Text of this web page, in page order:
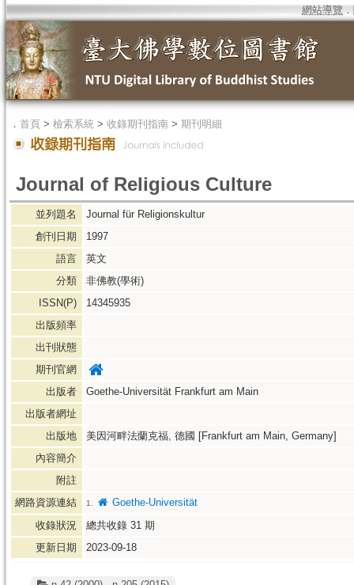
網站導覽 ．
． 首頁 > 檢索系統 > 收錄期刊指南 > 期刊明細
Journal of Religious Culture
並列題名
Journal für Religionskultur
創刊日期
1997
語言
英文
分類
非佛教(學術)
ISSN(P)
14345935
出版頻率
出刊狀態
期刊官網
出版者
Goethe-Universität Frankfurt am Main
出版者網址
出版地
美因河畔法蘭克福, 德國 [Frankfurt am Main, Germany]
內容簡介
附註
網路資源連結
1.
Goethe-Universität
收錄狀況
總共收錄 31 期
更新日期
2023-09-18